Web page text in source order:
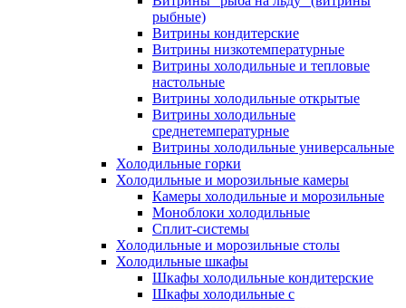
рыбные)
Витрины кондитерские
Витрины низкотемпературные
Витрины холодильные и тепловые
настольные
Витрины холодильные открытые
Витрины холодильные
среднетемпературные
Витрины холодильные универсальные
Холодильные горки
Холодильные и морозильные камеры
Камеры холодильные и морозильные
Моноблоки холодильные
Сплит-системы
Холодильные и морозильные столы
Холодильные шкафы
Шкафы холодильные кондитерские
Шкафы холодильные с